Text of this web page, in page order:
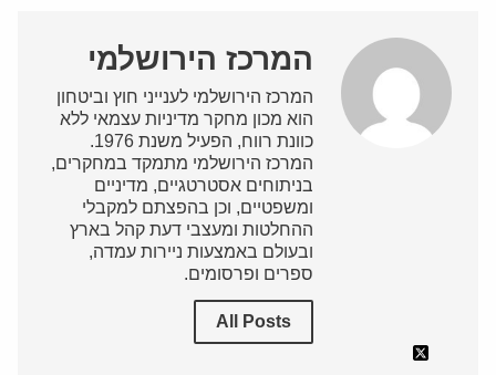
המרכז הירושלמי
המרכז הירושלמי לענייני חוץ וביטחון
הוא מכון מחקר מדיניות עצמאי ללא
כוונת רווח, הפעיל משנת 1976.
המרכז הירושלמי מתמקד במחקרים,
בניתוחים אסטרטגיים, מדיניים
ומשפטיים, וכן בהפצתם למקבלי
ההחלטות ומעצבי דעת קהל בארץ
ובעולם באמצעות ניירות עמדה,
ספרים ופרסומים.
All Posts